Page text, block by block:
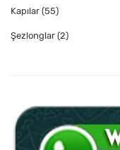
Kapılar (55)
Şezlonglar (2)